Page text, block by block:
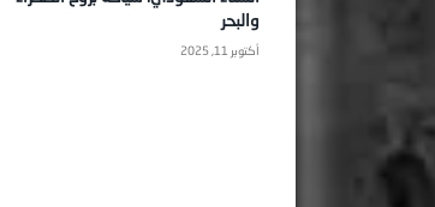
والبحر
أكتوبر 11, 2025